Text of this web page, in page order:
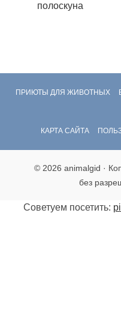
полоскуна
ПРИЮТЫ ДЛЯ ЖИВОТНЫХ
КАРТА САЙТА
© 2026 animalgid ·
без
Советуем посетить: